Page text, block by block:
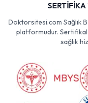
Doktorsitesi.com Sağlık
platformudur.
sağlık